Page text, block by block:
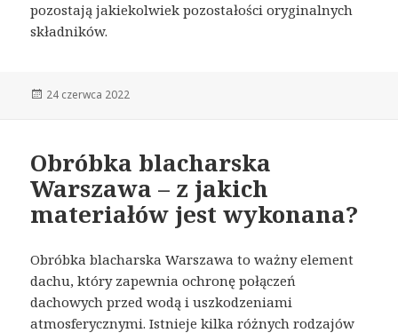
pozostają jakiekolwiek pozostałości oryginalnych
składników.
Opublikowano
24 czerwca 2022
Obróbka blacharska
Warszawa – z jakich
materiałów jest wykonana?
Obróbka blacharska Warszawa to ważny element
dachu, który zapewnia ochronę połączeń
dachowych przed wodą i uszkodzeniami
atmosferycznymi. Istnieje kilka różnych rodzajów